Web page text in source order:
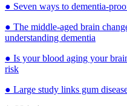
● Seven ways to dementia-
● The middle-aged brain
understanding dementia
● Is your blood aging your
risk
● Large study links gum